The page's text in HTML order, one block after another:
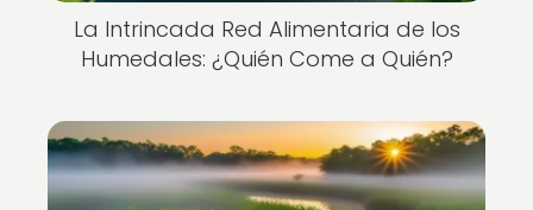
La Intrincada Red Alimentaria de los
Humedales: ¿Quién Come a Quién?